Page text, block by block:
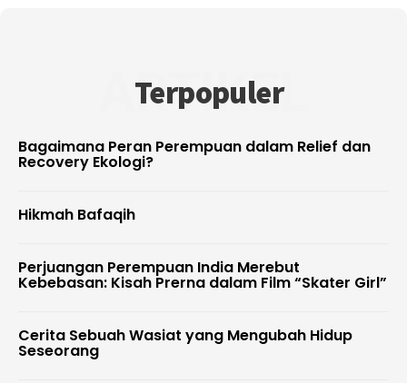
Terpopuler
ARTIKEL
Bagaimana Peran Perempuan dalam Relief dan
Recovery Ekologi?
Hikmah Bafaqih
Perjuangan Perempuan India Merebut
Kebebasan: Kisah Prerna dalam Film “Skater Girl”
Cerita Sebuah Wasiat yang Mengubah Hidup
Seseorang